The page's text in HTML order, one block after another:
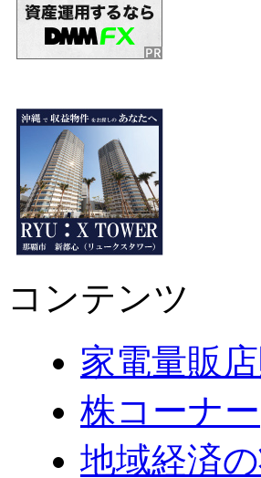
コンテンツ
家電量販
株コーナー
地域経済